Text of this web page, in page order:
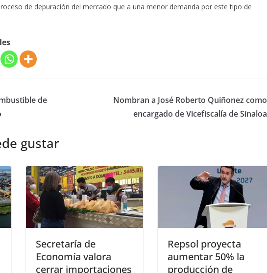
de depuración del mercado que a una menor demanda por este tipo de
de
Nombran a José Roberto Quiñonez como
encargado de Vicefiscalía de Sinaloa
gustar
Secretaría de
Economía valora
cerrar importaciones
Repsol proyecta
aumentar 50% la
producción de